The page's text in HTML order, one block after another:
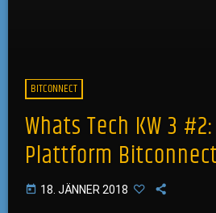
BITCONNECT
Whats Tech KW 3
Plattform
Zeiten für YouTuber;
today 18. JÄNNER 2018